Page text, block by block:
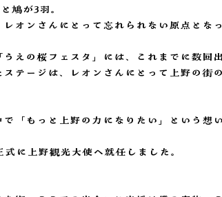
鳩が3羽。
オンさんにとって忘れられない原点となっ
えの桜フェスタ」には、これまでに数回出
テージは、レオンさんにとって上野の街
「もっと上野の力になりたい」という想
に上野観光大使へ就任しました。